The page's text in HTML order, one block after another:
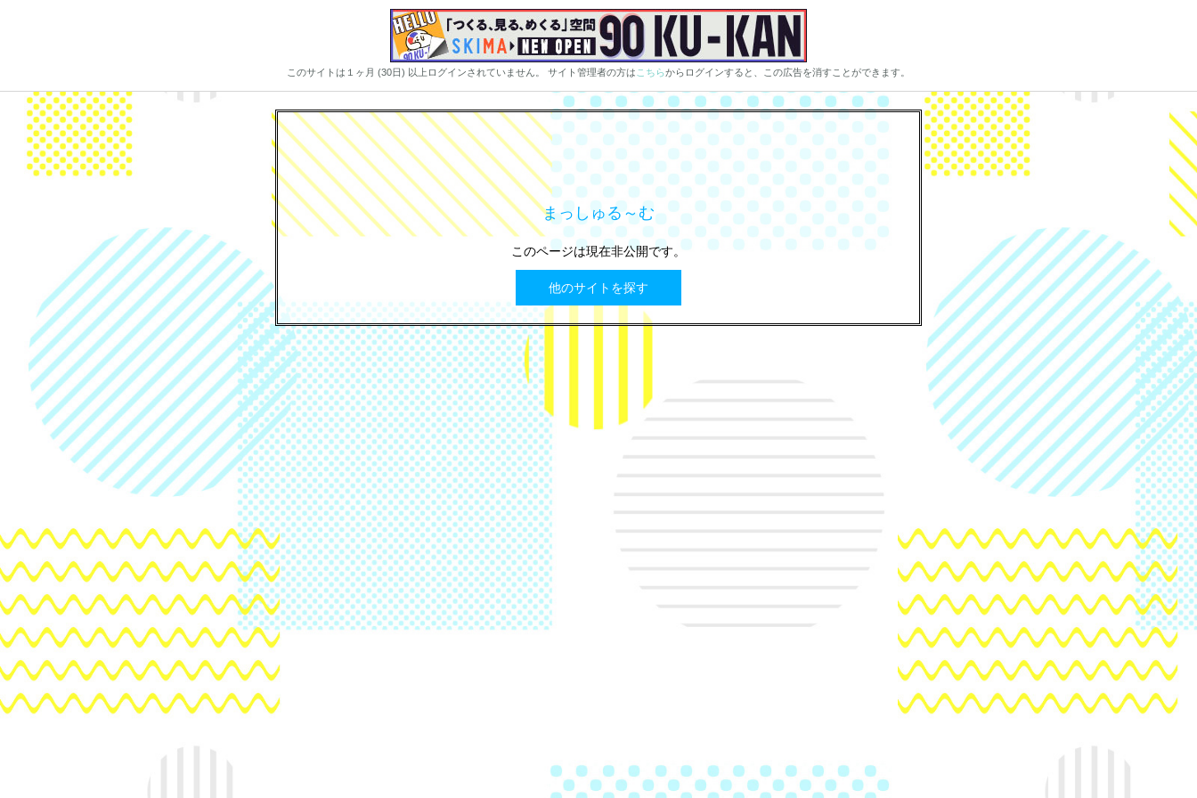
このサイトは１ヶ月 (30日) 以上ログインされていません。 サイト管理者の方は こちらからログインすると、この広告を消すことができます。
まっしゅる～む
このページは現在非公開です。
他のサイトを探す